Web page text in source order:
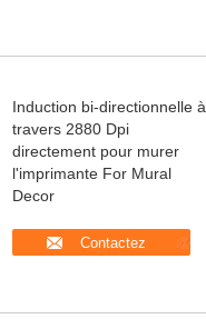
Induction bi-directionnelle à
travers 2880 Dpi
directement pour murer
l'imprimante For Mural
Decor
Contactez